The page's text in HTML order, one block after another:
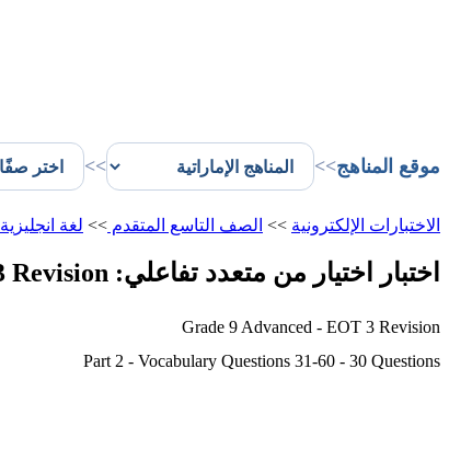
موقع المناهج>>
>>
الاختبارات الإلكترونية >> الصف التاسع المتقدم >> لغة انجليزية
اختبار اختيار من متعدد تفاعلي: Grade 9 Advanced - EOT 3 Revision وفق الهيكل الوزاري 2026
Grade 9 Advanced - EOT 3 Revision
Part 2 - Vocabulary Questions 31-60 - 30 Questions